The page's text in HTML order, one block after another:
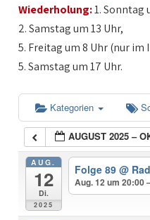
Wiederholung:1. Sonntag
2. Samstag um 13 Uhr,
5. Freitag um 8 Uhr (nur im
5. Samstag um 17 Uhr.
Kategorien
AUGUST 2025 –
AUG.
12
Di.
2025
Folge 89@
Aug. 12 um 20:00